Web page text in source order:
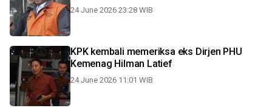
24 June 2026 23:28 WIB
KPK kembali memeriksa eks Dirjen PHU
Kemenag Hilman Latief
24 June 2026 11:01 WIB